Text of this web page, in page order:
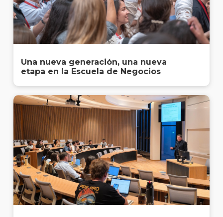
Una nueva generación, una nueva
etapa en la Escuela de Negocios